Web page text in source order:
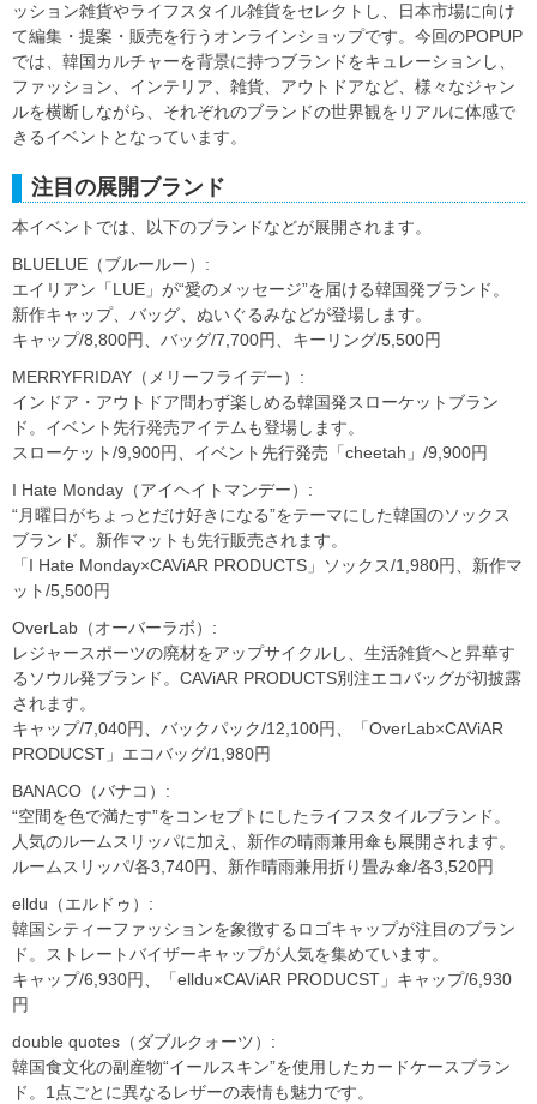
ッション雑貨やライフスタイル雑貨をセレクトし、日本市場に向け
て編集・提案・販売を行うオンラインショップです。今回のPOPUP
では、韓国カルチャーを背景に持つブランドをキュレーションし、
ファッション、インテリア、雑貨、アウトドアなど、様々なジャン
ルを横断しながら、それぞれのブランドの世界観をリアルに体感で
きるイベントとなっています。
注目の展開ブランド
本イベントでは、以下のブランドなどが展開されます。
BLUELUE（ブルールー）:
エイリアン「LUE」が“愛のメッセージ”を届ける韓国発ブランド。
新作キャップ、バッグ、ぬいぐるみなどが登場します。
キャップ/8,800円、バッグ/7,700円、キーリング/5,500円
MERRYFRIDAY（メリーフライデー）:
インドア・アウトドア問わず楽しめる韓国発スローケットブラン
ド。イベント先行発売アイテムも登場します。
スローケット/9,900円、イベント先行発売「cheetah」/9,900円
I Hate Monday（アイヘイトマンデー）:
“月曜日がちょっとだけ好きになる”をテーマにした韓国のソックス
ブランド。新作マットも先行販売されます。
「I Hate Monday×CAViAR PRODUCTS」ソックス/1,980円、新作マ
ット/5,500円
OverLab（オーバーラボ）:
レジャースポーツの廃材をアップサイクルし、生活雑貨へと昇華す
るソウル発ブランド。CAViAR PRODUCTS別注エコバッグが初披露
されます。
キャップ/7,040円、バックパック/12,100円、「OverLab×CAViAR
PRODUCST」エコバッグ/1,980円
BANACO（バナコ）:
“空間を色で満たす”をコンセプトにしたライフスタイルブランド。
人気のルームスリッパに加え、新作の晴雨兼用傘も展開されます。
ルームスリッパ/各3,740円、新作晴雨兼用折り畳み傘/各3,520円
elldu（エルドゥ）:
韓国シティーファッションを象徴するロゴキャップが注目のブラン
ド。ストレートバイザーキャップが人気を集めています。
キャップ/6,930円、「elldu×CAViAR PRODUCST」キャップ/6,930
円
double quotes（ダブルクォーツ）:
韓国食文化の副産物“イールスキン”を使用したカードケースブラン
ド。1点ごとに異なるレザーの表情も魅力です。